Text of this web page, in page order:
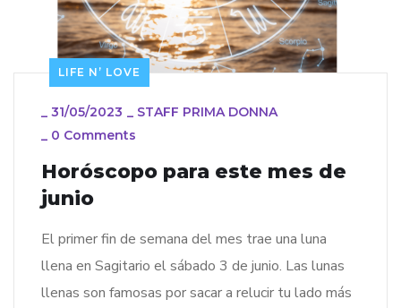
LIFE N’ LOVE
_ 31/05/2023 _ STAFF PRIMA DONNA
_ 0 Comments
Horóscopo para este mes de
junio
El primer fin de semana del mes trae una luna
llena en Sagitario el sábado 3 de junio. Las lunas
llenas son famosas por sacar a relucir tu lado más